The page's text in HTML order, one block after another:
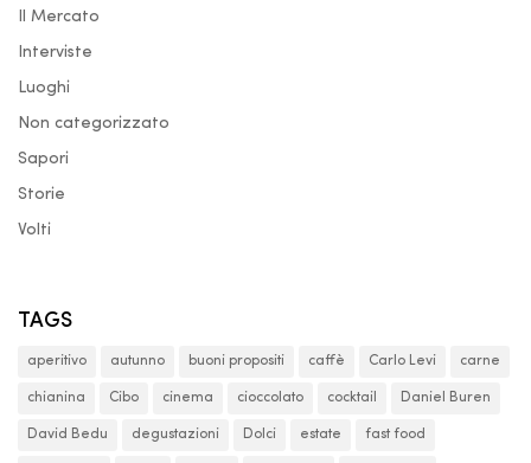
Il Mercato
Interviste
Luoghi
Non categorizzato
Sapori
Storie
Volti
TAGS
aperitivo autunno buoni propositi caffè Carlo Levi carne
chianina Cibo cinema cioccolato cocktail Daniel Buren
David Bedu degustazioni Dolci estate fast food